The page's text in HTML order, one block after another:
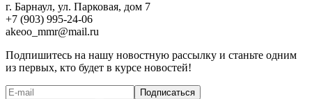
г. Барнаул, ул. Парковая, дом 7
+7 (903) 995-24-06
akeoo_mmr@mail.ru
Подпишитесь на нашу новостную рассылку и станьте одним
из первых, кто будет в курсе новостей!
Подписаться